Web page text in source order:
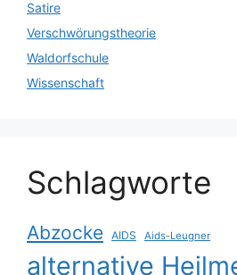
Satire
Verschwörungstheorie
Waldorfschule
Wissenschaft
Schlagworte
Abzocke AIDS Aids-Leugner
alternative